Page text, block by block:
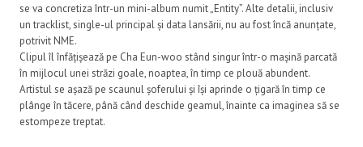
se va concretiza într-un mini-album numit „Entity”. Alte detalii, inclusiv
un tracklist, single-ul principal și data lansării, nu au fost încă anunțate,
potrivit NME.
Clipul îl înfățișează pe Cha Eun-woo stând singur într-o mașină parcată
în mijlocul unei străzi goale, noaptea, în timp ce plouă abundent.
Artistul se așază pe scaunul șoferului și își aprinde o țigară în timp ce
plânge în tăcere, până când deschide geamul, înainte ca imaginea să se
estompeze treptat.